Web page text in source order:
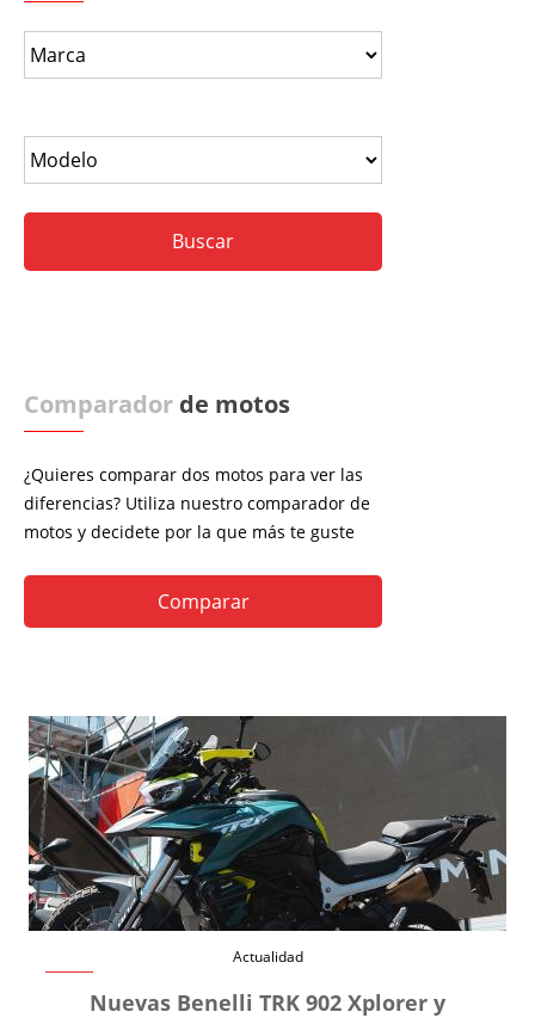
Comparador de motos
¿Quieres comparar dos motos para ver las
diferencias? Utiliza nuestro comparador de
motos y decidete por la que más te guste
Comparar
Actualidad
Nuevas Benelli TRK 902 Xplorer y